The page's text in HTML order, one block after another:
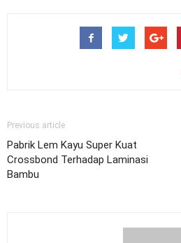
Previous article
Pabrik Lem Kayu Super Kuat
Crossbond Terhadap Laminasi
Bambu